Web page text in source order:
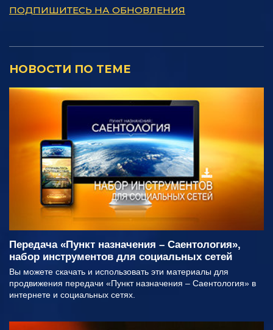
ПОДПИШИТЕСЬ НА ОБНОВЛЕНИЯ
НОВОСТИ ПО ТЕМЕ
Передача «Пункт назначения – Саентология»,
набор инструментов для социальных сетей
Вы можете скачать и использовать эти материалы для
продвижения передачи «Пункт назначения – Саентология» в
интернете и социальных сетях.